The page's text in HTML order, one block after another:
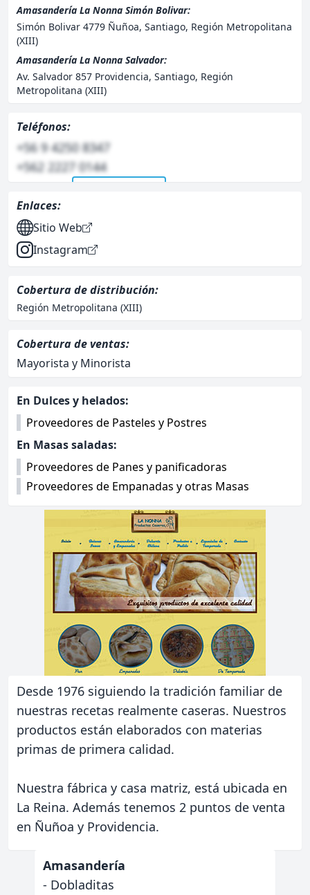
Amasandería La Nonna Simón Bolivar:
Simón Bolivar 4779 Ñuñoa, Santiago, Región Metropolitana
(XIII)
Amasandería La Nonna Salvador:
Av. Salvador 857 Providencia, Santiago, Región
Metropolitana (XIII)
Teléfonos:
+56 9 4250 8347
+562 2227 0144
Enlaces:
Sitio Web
Instagram
Cobertura de distribución:
Región Metropolitana (XIII)
Cobertura de ventas:
Mayorista y Minorista
Otras categorías asociadas:
En Dulces y helados:
Proveedores de Pasteles y Postres
En Masas saladas:
Proveedores de Panes y panificadoras
Proveedores de Empanadas y otras Masas
Desde 1976 siguiendo la tradición familiar de
nuestras recetas realmente caseras. Nuestros
productos están elaborados con materias
primas de primera calidad.
Nuestra fábrica y casa matriz, está ubicada en
La Reina. Además tenemos 2 puntos de venta
en Ñuñoa y Providencia.
Amasandería
- Dobladitas